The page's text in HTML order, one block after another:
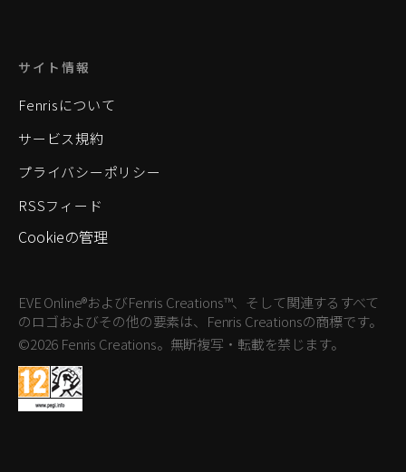
サイト情報
Fenrisについて
サービス規約
プライバシーポリシー
RSSフィード
Cookieの管理
EVE Online®およびFenris Creations™、そして関連するすべて
のロゴおよびその他の要素は、Fenris Creationsの商標です。
©2026 Fenris Creations。無断複写・転載を禁じます。